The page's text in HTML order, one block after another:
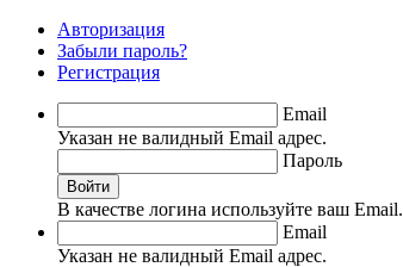
Авторизация
Забыли пароль?
Регистрация
Email
Указан не валидный Email адрес.
Пароль
Войти
В качестве логина используйте ваш Email.
Email
Указан не валидный Email адрес.